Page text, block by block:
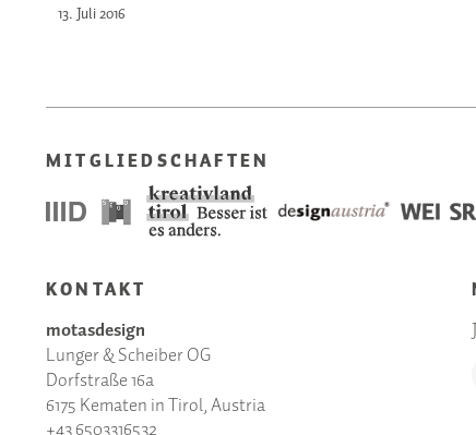
13. Juli2016
MITGLIEDSCHAFTEN
KONTAKT
motasdesign
Lunger & Scheiber OG
Dorfstraße 16a
6175 Kematen in Tirol, Austria